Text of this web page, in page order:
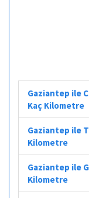
Gaziantep ile
Kaç Kilometre
Gaziantep ile
Kilometre
Gaziantep ile
Kilometre